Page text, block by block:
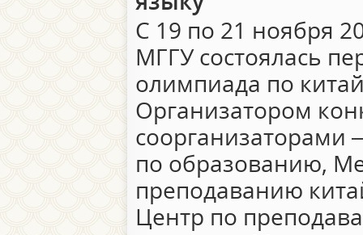
С 19 по 21 ноября
МГГУ состоялась
олимпиада по
Организатором
соорганизаторами
по образованию,
преподаванию
Центр по